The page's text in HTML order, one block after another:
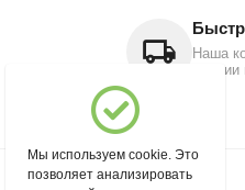
Наша
Мы используем cookie. Это
позволяет анализировать